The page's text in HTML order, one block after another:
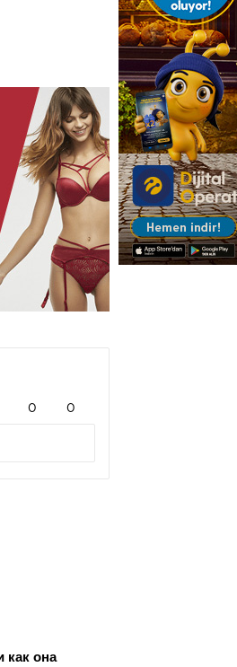
0 0
как она